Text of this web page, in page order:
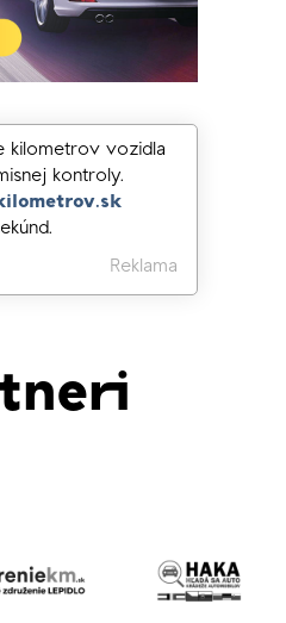
kilometrov vozidla
kontroly.
Reklama